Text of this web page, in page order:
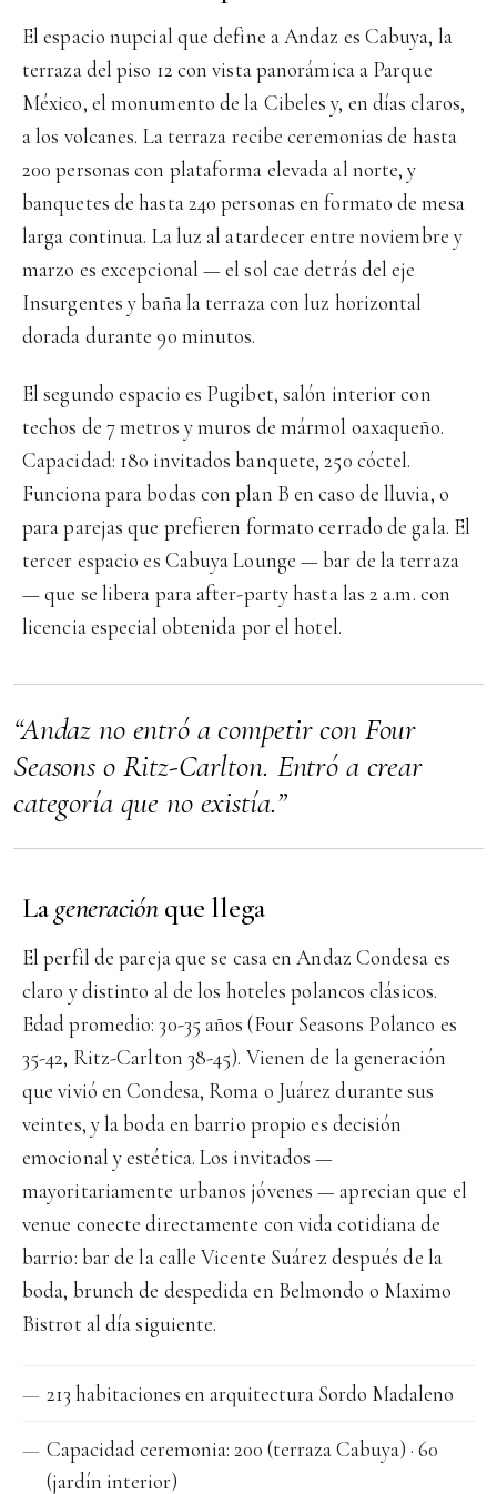
El espacio nupcial que define a Andaz es Cabuya, la
terraza del piso 12 con vista panorámica a Parque
México, el monumento de la Cibeles y, en días claros,
a los volcanes. La terraza recibe ceremonias de hasta
200 personas con plataforma elevada al norte, y
banquetes de hasta 240 personas en formato de mesa
larga continua. La luz al atardecer entre noviembre y
marzo es excepcional — el sol cae detrás del eje
Insurgentes y baña la terraza con luz horizontal
dorada durante 90 minutos.
El segundo espacio es Pugibet, salón interior con
techos de 7 metros y muros de mármol oaxaqueño.
Capacidad: 180 invitados banquete, 250 cóctel.
Funciona para bodas con plan B en caso de lluvia, o
para parejas que prefieren formato cerrado de gala. El
tercer espacio es Cabuya Lounge — bar de la terraza
— que se libera para after-party hasta las 2 a.m. con
licencia especial obtenida por el hotel.
“Andaz no entró a competir con Four
Seasons o Ritz-Carlton. Entró a crear
categoría que no existía.”
Lageneraciónque llega
El perfil de pareja que se casa en Andaz Condesa es
claro y distinto al de los hoteles polancos clásicos.
Edad promedio: 30-35 años (Four Seasons Polanco es
35-42, Ritz-Carlton 38-45). Vienen de la generación
que vivió en Condesa, Roma o Juárez durante sus
veintes, y la boda en barrio propio es decisión
emocional y estética. Los invitados —
mayoritariamente urbanos jóvenes — aprecian que el
venue conecte directamente con vida cotidiana de
barrio: bar de la calle Vicente Suárez después de la
boda, brunch de despedida en Belmondo o Maximo
Bistrot al día siguiente.
213 habitaciones en arquitectura Sordo Madaleno
Capacidad ceremonia: 200 (terraza Cabuya) · 60
(jardín interior)